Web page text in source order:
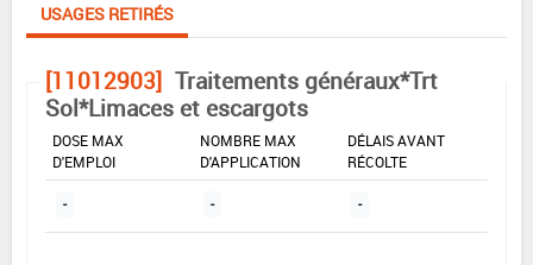
USAGES RETIRÉS
[11012903] Traitements généraux*Trt
Sol*Limaces et escargots
DOSE MAX
D'EMPLOI
NOMBRE MAX
D'APPLICATION
DÉLAIS AVANT
RÉCOLTE
- - -